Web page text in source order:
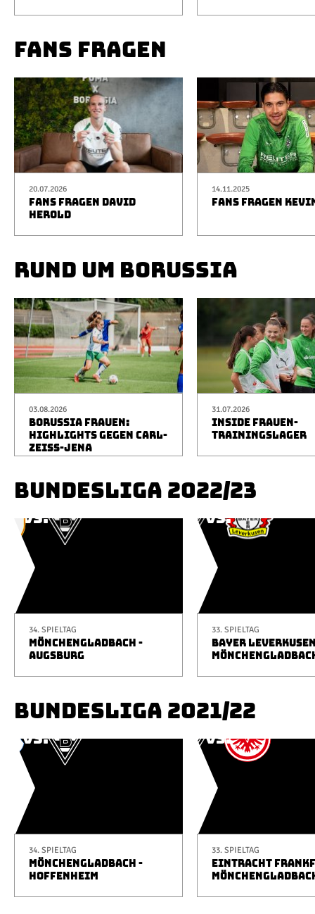
FANS FRAGEN
20.07.2026
FANS FRAGEN DAVID
HEROLD
14.11.2025
FANS FRAGEN
RUND UM BORUSSIA
03.08.2026
BORUSSIA FRAUEN:
HIGHLIGHTS GEGEN CARL-
ZEISS-JENA
31.07.2026
INSIDE FRAUEN-
TRAININGSLAGER
BUNDESLIGA 2022/23
34. SPIELTAG
MÖNCHENGLADBACH -
AUGSBURG
33. SPIELTAG
BAYER
BUNDESLIGA 2021/22
34. SPIELTAG
MÖNCHENGLADBACH -
HOFFENHEIM
33. SPIELTAG
EINTRACHT